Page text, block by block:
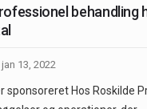
behandling
jan 13, 2022
sponsoreret Hos Roskilde